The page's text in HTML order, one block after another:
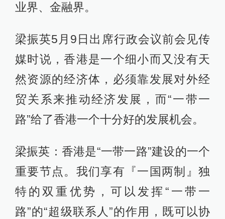
业界、金融界。
梁振英5月9日出席行政会议前会见传
媒时说，香港是一个细小而又没有天
然资源的经济体，必须靠发展对外经
贸关系来推动经济发展，而“一带一
路”给了香港一个十分好的发展机会。
梁振英：香港是“一带一路”建设的一个
重要节点。我们享有『一国两制』独
特的双重优势，可以发挥“一带一
路”的“超级联系人”的作用，既可以协